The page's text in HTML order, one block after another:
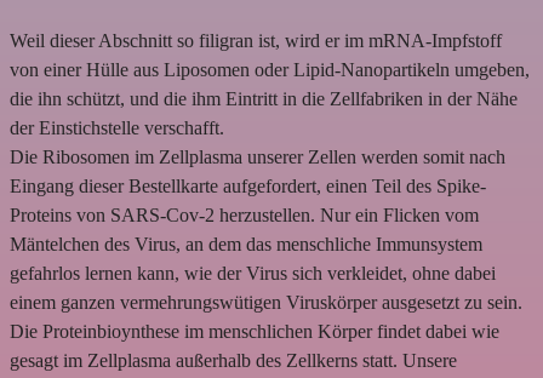
Weil dieser Abschnitt so filigran ist, wird er im mRNA-Impfstoff
von einer Hülle aus Liposomen oder Lipid-Nanopartikeln umgeben,
die ihn schützt, und die ihm Eintritt in die Zellfabriken in der Nähe
der Einstichstelle verschafft.
Die Ribosomen im Zellplasma unserer Zellen werden somit nach
Eingang dieser Bestellkarte aufgefordert, einen Teil des Spike-
Proteins von SARS-Cov-2 herzustellen. Nur ein Flicken vom
Mäntelchen des Virus, an dem das menschliche Immunsystem
gefahrlos lernen kann, wie der Virus sich verkleidet, ohne dabei
einem ganzen vermehrungswütigen Viruskörper ausgesetzt zu sein.
Die Proteinbioynthese im menschlichen Körper findet dabei wie
gesagt im Zellplasma außerhalb des Zellkerns statt. Unsere